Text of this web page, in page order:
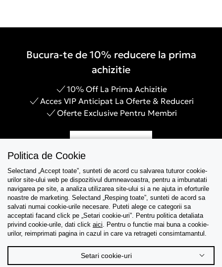
Bucura-te de 10% reducere la prima
achizitie
10% Off La Prima Achizitie
Acces VIP Anticipat La Oferte & Reduceri
Oferte Exclusive Pentru Membri
Asistenta
Colectii
Tips & Guides
Politica de Cookie
Selectand „Accept toate”, sunteti de acord cu salvarea tuturor cookie-
urilor site-ului web pe dispozitivul dumneavoastra, pentru a imbunatati
navigarea pe site, a analiza utilizarea site-ului si a ne ajuta in eforturile
noastre de marketing. Selectand „Resping toate”, sunteti de acord sa
salvati numai cookie-urile necesare. Puteti alege ce categorii sa
acceptati facand click pe „Setari cookie-uri”. Pentru politica detaliata
privind cookie-urile, dati click aici. Pentru o functie mai buna a cookie-
urilor, reimprimati pagina in cazul in care va retrageti consimtamantul.
Setari cookie-uri